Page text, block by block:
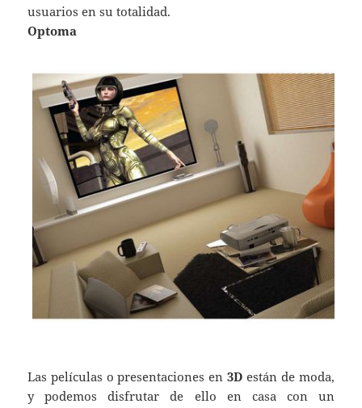
usuarios en su totalidad.
Optoma
Las películas o presentaciones en 3D están de moda,
y podemos disfrutar de ello en casa con un